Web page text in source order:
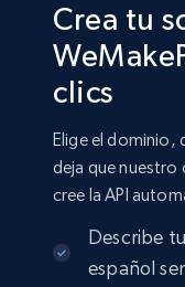
Crea tu
clics
Elige el dominio,
deja que
cree la API
Describe
español